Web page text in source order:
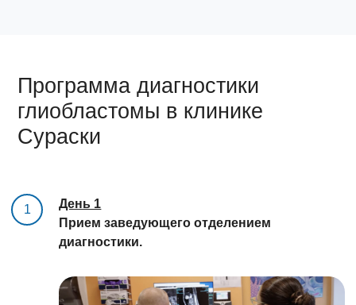
Программа диагностики
глиобластомы в клинике
Сураски
1
День 1
Прием заведующего отделением
диагностики.